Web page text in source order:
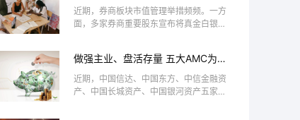
近期，券商板块市值管理举措频频。一方
面，多家券商重要股东宣布将真金白银实
元。受访专家认为，随着一系列利好持续
释放，叠加证券行...
做强主业、盘活存量 五大AMC为下
半年工作划重点
近期，中国信达、中国东方、中信金融资
产、中国长城资产、中国银河资产五家全